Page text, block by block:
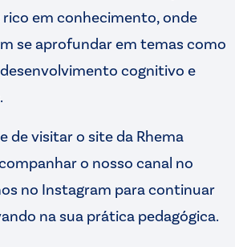
em conhecimento, onde
se aprofundar em temas como
cognitivo e
de visitar o site da Rhema
o nosso canal no
no Instagram para continuar
na sua prática pedagógica.